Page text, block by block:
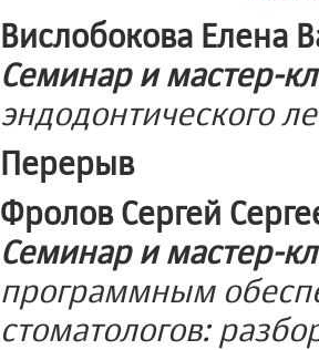
Вислобокова Елена
Семинар и мастер-
эндодонтического
Перерыв
Фролов Сергей
Семинар и мастер-
программным
стоматологов: